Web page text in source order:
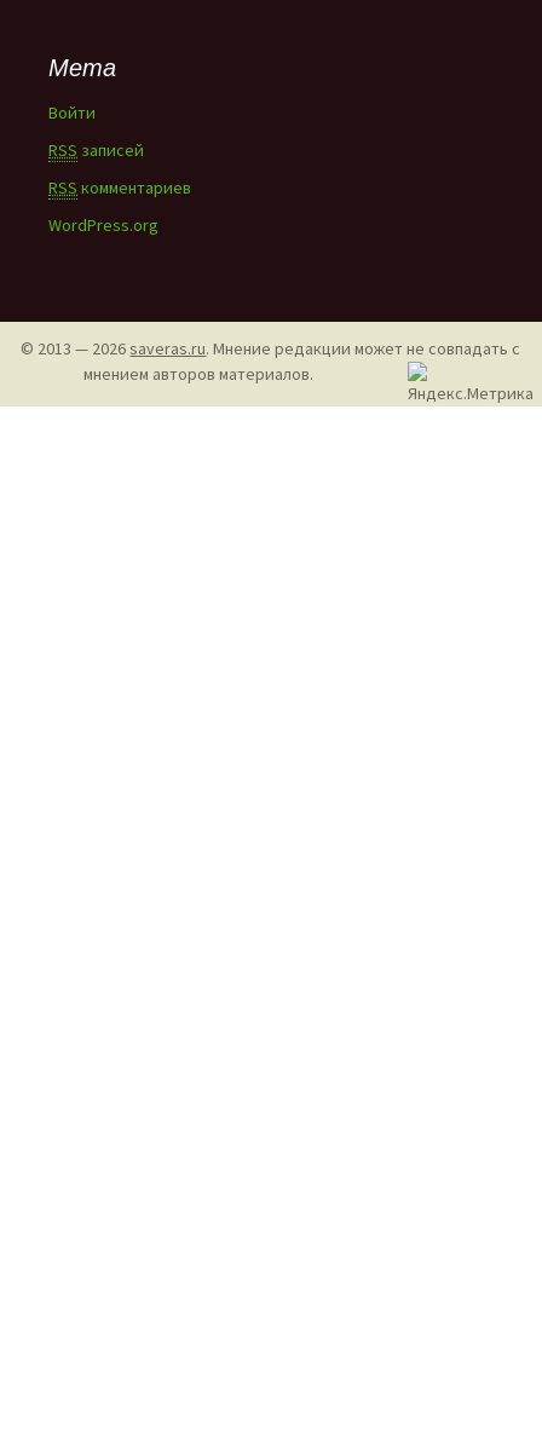
Мета
Войти
RSS записей
RSS комментариев
WordPress.org
© 2013 — 2026saveras.ru. Мнение редакции может не совпадать с
мнением авторов материалов.